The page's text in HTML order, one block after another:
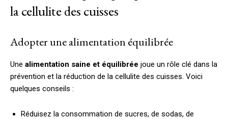
la cellulite des cuisses
Adopter une alimentation équilibrée
Une alimentation saine et équilibrée joue un rôle clé dans la
prévention et la réduction de la cellulite des cuisses. Voici
quelques conseils :
Réduisez la consommation de sucres, de sodas, de